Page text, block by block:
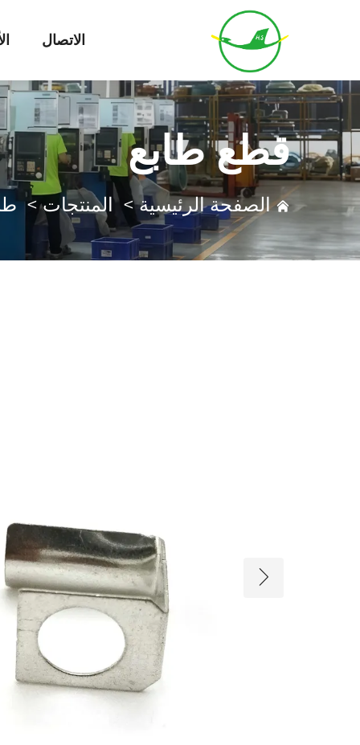
الاتصال
قطع طابع
الصفحة الرئيسية>المنتجات>